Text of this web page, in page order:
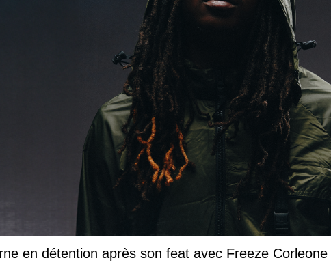
en détention après son feat avec Freeze Corleone